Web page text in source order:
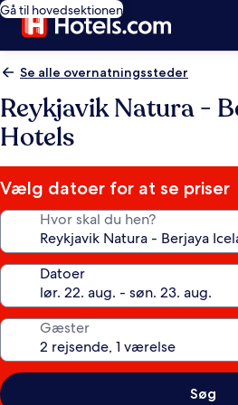
Gå til hovedsektionen
Se alle overnatningssteder
Reykjavik Natura -
Hotels
Vælg datoer for at se priser
Hvor skal du hen?
Datoer
Gæster
Søg